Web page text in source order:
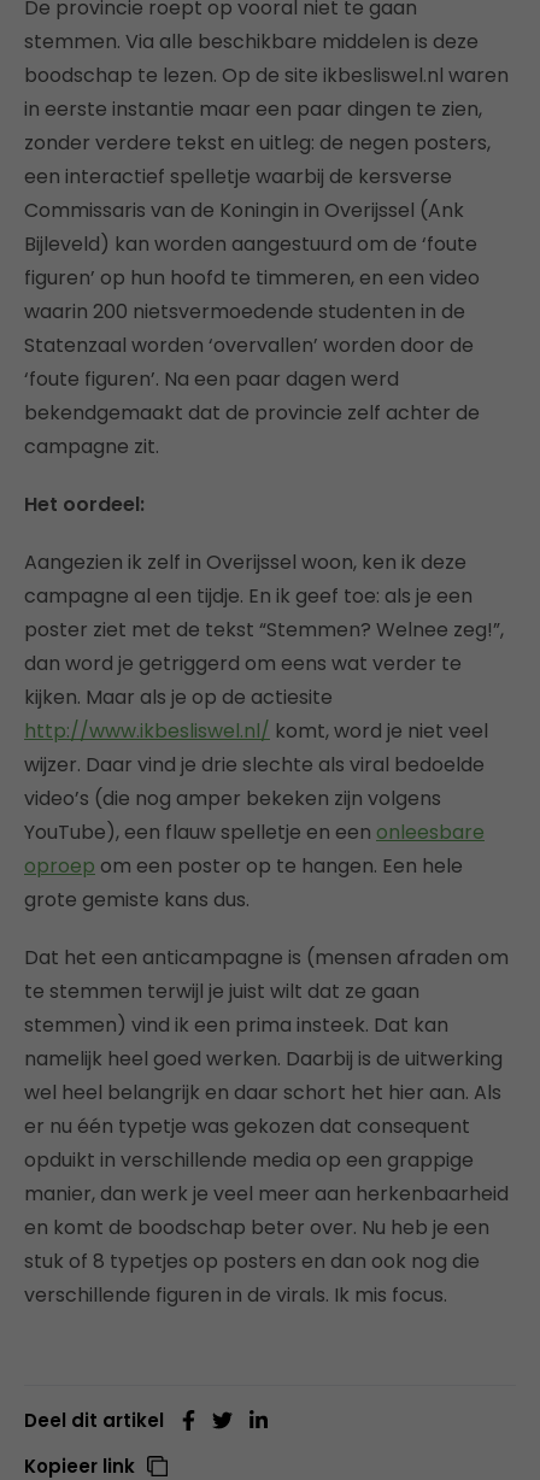
De provincie roept op vooral niet te gaan
stemmen. Via alle beschikbare middelen is deze
boodschap te lezen. Op de site ikbesliswel.nl waren
in eerste instantie maar een paar dingen te zien,
zonder verdere tekst en uitleg: de negen posters,
een interactief spelletje waarbij de kersverse
Commissaris van de Koningin in Overijssel (Ank
Bijleveld) kan worden aangestuurd om de ‘foute
figuren’ op hun hoofd te timmeren, en een video
waarin 200 nietsvermoedende studenten in de
Statenzaal worden ‘overvallen’ worden door de
‘foute figuren’. Na een paar dagen werd
bekendgemaakt dat de provincie zelf achter de
campagne zit.
Het oordeel:
Aangezien ik zelf in Overijssel woon, ken ik deze
campagne al een tijdje. En ik geef toe: als je een
poster ziet met de tekst “Stemmen? Welnee zeg!”,
dan word je getriggerd om eens wat verder te
kijken. Maar als je op de actiesite
http://www.ikbesliswel.nl/ komt, word je niet veel
wijzer. Daar vind je drie slechte als viral bedoelde
video’s (die nog amper bekeken zijn volgens
YouTube), een flauw spelletje en een onleesbare
oproep om een poster op te hangen. Een hele
grote gemiste kans dus.
Dat het een anticampagne is (mensen afraden om
te stemmen terwijl je juist wilt dat ze gaan
stemmen) vind ik een prima insteek. Dat kan
namelijk heel goed werken. Daarbij is de uitwerking
wel heel belangrijk en daar schort het hier aan. Als
er nu één typetje was gekozen dat consequent
opduikt in verschillende media op een grappige
manier, dan werk je veel meer aan herkenbaarheid
en komt de boodschap beter over. Nu heb je een
stuk of 8 typetjes op posters en dan ook nog die
verschillende figuren in de virals. Ik mis focus.
Deel dit artikel
Kopieer link